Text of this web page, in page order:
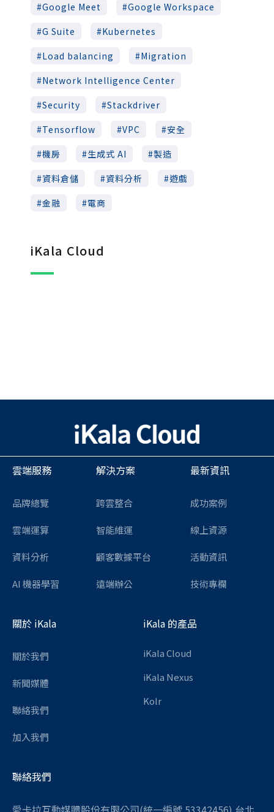
Google Meet
Google Workspace
G Suite
Kubernetes
Load balancing
Migration
Network Intelligence Center
Security
Stackdriver
Tensorflow
VPC
安全
機房
生成式 AI
製造
資料倉儲
資料分析
遊戲
金融
電商
iKala Cloud
雲端服務
品牌總覽
雲端運算
資料分析
AI 機器學習
解決方案
跨雲整合
智能維運
顧客數據平台
遠端辦公
最新資訊
成功案例
線上資源
活動資訊
技術專欄
關於 iKala
關於我們
新聞媒體
聯絡我們
加入我們
iKala 的產品
iKala Cloud
iKala Nexus
Kolr
聯絡我們